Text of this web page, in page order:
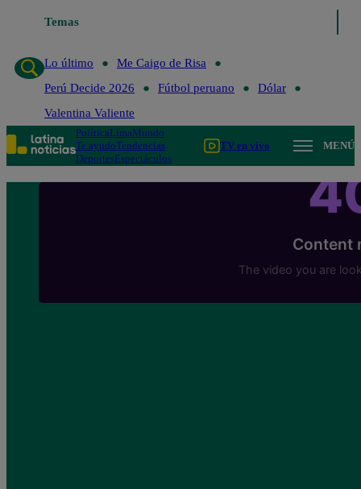
Temas
Lo último
Lo último
Me Caigo de Risa
Perú Decide 2026
Fútbol peruano
Dólar
Valentina Valiente
PolíticaLimaMundo
Te ayudoTendencias
DeportesEspectáculos
TV en vivo MENÚ